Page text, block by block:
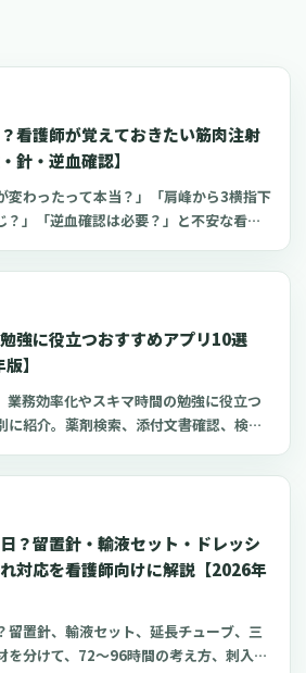
看護師が覚えておきたい筋肉注射
針・逆血確認】
変わったって本当？」「肩峰から3横指下
？」「逆血確認は必要？」と不安な看護
、皮下注射との違い、神経損傷やSIRVA
ン接種時の手順までわかりやすく解説
強に役立つおすすめアプリ10選
】
業務効率化やスキマ時間の勉強に役立つ
に紹介。薬剤検索、添付文書確認、検査
など、現場や復職準備で使いやすいアプ
？留置針・輸液セット・ドレッシ
対応を看護師向けに解説【2026年
留置針、輸液セット、延長チューブ、三
を分けて、72〜96時間の考え方、刺入部